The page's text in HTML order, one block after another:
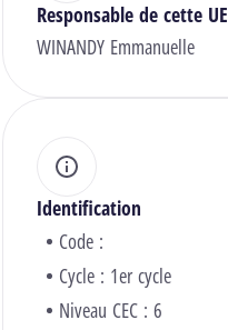
Responsable de cette UE
WINANDY Emmanuelle
Identification
Code :
Cycle : 1er cycle
Niveau CEC : 6